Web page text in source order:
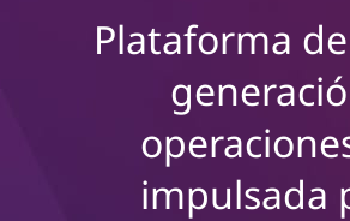
Plataforma
impulsada